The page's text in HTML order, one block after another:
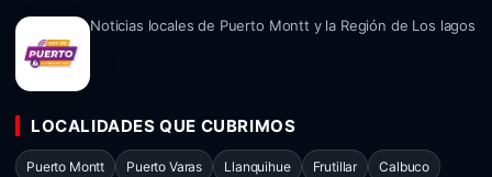
Noticias locales de Puerto Montt y la Región de Los lagos
LOCALIDADES QUE CUBRIMOS
Puerto Montt Puerto Varas Llanquihue Frutillar Calbuco